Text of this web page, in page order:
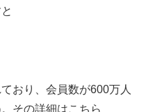
おり、会員数が600万人
その詳細はこちら